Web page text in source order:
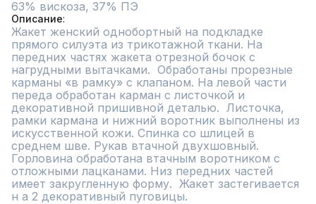
Описание
Жакет женский однобортный на подкладке
прямого силуэта из трикотажной ткани. На
передних частях жакета отрезной бочок с
нагрудными вытачками.  Обработаны прорезные
карманы «в рамку» с клапаном. На левой части
переда обработан карман с листочкой и
декоративной пришивной деталью.  Листочка,
рамки кармана и нижний воротник выполнены из
искусственной кожи. Спинка со шлицей в
среднем шве. Рукав втачной двухшовный.
Горловина обработана втачным воротником с
отложными лацканами. Низ передних частей
имеет закругленную форму.  Жакет застегивается
н а 2 декоративный пуговицы.